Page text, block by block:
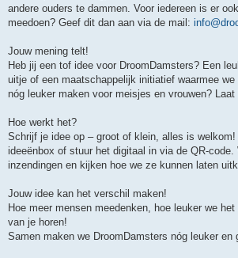
andere ouders te dammen. Voor iedereen is er
meedoen? Geef dit dan aan via de mail:
Jouw mening telt!
Heb jij een tof idee voor DroomDamsters? Een
uitje of een maatschappelijk initiatief waarmee
nóg leuker maken voor meisjes en vrouwen?
Hoe werkt het?
Schrijf je idee op – groot of klein, alles is
ideeënbox of stuur het digitaal in via de QR-code.
inzendingen en kijken hoe we ze kunnen laten
Jouw idee kan het verschil maken!
Hoe meer mensen meedenken, hoe leuker we
van je horen!
Samen maken we DroomDamsters nóg leuker en